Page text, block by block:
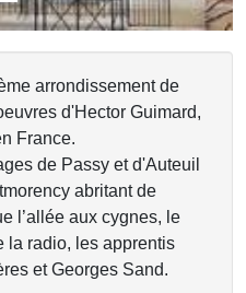
arrondissement de
d'Hector Guimard,
France.
de Passy et d'Auteuil
abritant de
l’allée aux cygnes, le
la radio, les apprentis
et Georges Sand.